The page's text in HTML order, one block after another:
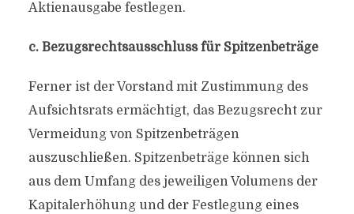
Aktienausgabe festlegen.
c. Bezugsrechtsausschluss für Spitzenbeträge
Ferner ist der Vorstand mit Zustimmung des
Aufsichtsrats ermächtigt, das Bezugsrecht zur
Vermeidung von Spitzenbeträgen
auszuschließen. Spitzenbeträge können sich
aus dem Umfang des jeweiligen Volumens der
Kapitalerhöhung und der Festlegung eines